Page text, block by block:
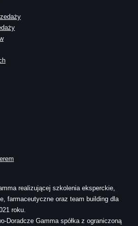
realizującej szkolenia eksperckie,
farmaceutyczne oraz team building dla
roku.
Doradcze Gamma spółka z ograniczoną